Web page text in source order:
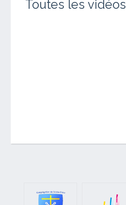
Toutes les